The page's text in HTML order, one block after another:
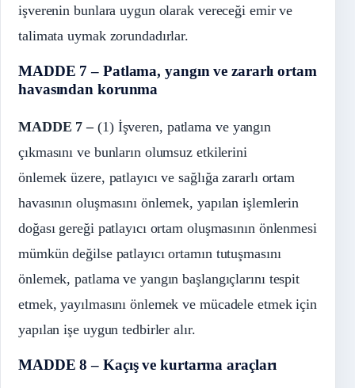
işverenin bunlara uygun olarak vereceği emir ve
talimata uymak zorundadırlar.
MADDE 7 – Patlama, yangın ve zararlı ortam
havasından korunma
MADDE 7 –(1) İşveren, patlama ve yangın
çıkmasını ve bunların olumsuz etkilerini
önlemek üzere, patlayıcı ve sağlığa zararlı ortam
havasının oluşmasını önlemek, yapılan işlemlerin
doğası gereği patlayıcı ortam oluşmasının önlenmesi
mümkün değilse patlayıcı ortamın tutuşmasını
önlemek, patlama ve yangın başlangıçlarını tespit
etmek, yayılmasını önlemek ve mücadele etmek için
yapılan işe uygun tedbirler alır.
MADDE 8 – Kaçış ve kurtarma araçları